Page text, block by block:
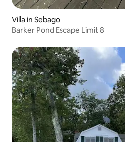
Villa in Sebago
Barker Pond Escape Limit 8